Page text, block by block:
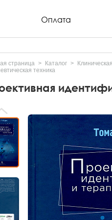
Оплата
страница Каталог
техника